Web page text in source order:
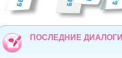
123456789
ПОСЛЕДНИЕ ДИАЛОГИ